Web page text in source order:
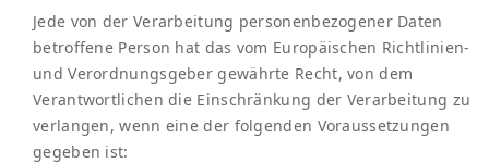
Jede von der Verarbeitung personenbezogener Daten
betroffene Person hat das vom Europäischen Richtlinien-
und Verordnungsgeber gewährte Recht, von dem
Verantwortlichen die Einschränkung der Verarbeitung zu
verlangen, wenn eine der folgenden Voraussetzungen
gegeben ist: